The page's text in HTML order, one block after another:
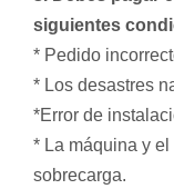
siguientes
* Pedido
* Los desastres
*Error de
* La máquina y
sobrecarga.